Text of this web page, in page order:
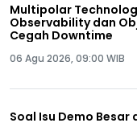
Multipolar
Observability dan
Cegah Downtime
06 Agu 2026, 09:00 WIB
Soal Isu Demo Besar